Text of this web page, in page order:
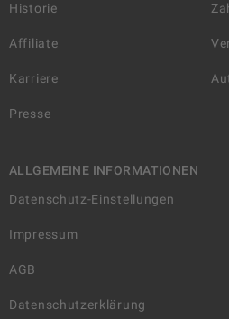
Historie
Affiliate
Karriere
Presse
ALLGEMEINE INFORMATIONEN
Datenschutz-Einstellungen
Impressum
AGB
Datenschutzerklärung